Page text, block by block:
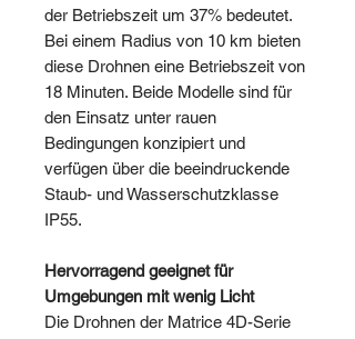
der Betriebszeit um 37% bedeutet.
Bei einem Radius von 10 km bieten
diese Drohnen eine Betriebszeit von
18 Minuten. Beide Modelle sind für
den Einsatz unter rauen
Bedingungen konzipiert und
verfügen über die beeindruckende
Staub- und Wasserschutzklasse
IP55.
Hervorragend geeignet für
Umgebungen mit wenig Licht
Die Drohnen der Matrice 4D-Serie